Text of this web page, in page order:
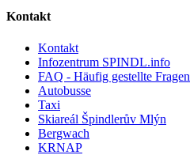
Kontakt
Kontakt
Infozentrum SPINDL.info
FAQ - Häufig gestellte Fragen
Autobusse
Taxi
Skiareál Špindlerův Mlýn
Bergwach
KRNAP